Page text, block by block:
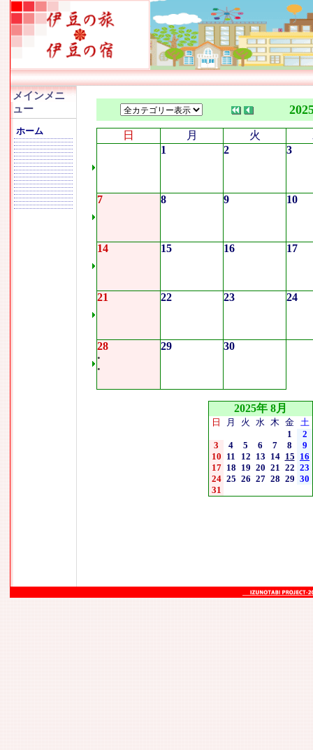
メインメニ
ュー
ホーム 日 月 火
1
2 3
7 8 9 10
14 15 16 17
21 22 23 24
28
•
•
29 30
2025年 8月
日 月 火 水 木 金 土
1
2
3
4 5 6 7 8
9
10 11 12 13 14 15 16
17 18 19 20 21 22 23
24 25 26 27 28 29 30
31